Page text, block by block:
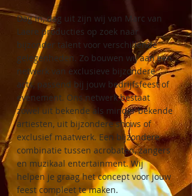
Dag in, dag uit zijn wij van Marc van
Laere producties op zoek naar
bijzonder talent voor verschillende
gelegenheden. Zo bouwen wij aan een
netwerk van exclusieve bijzondere
acts, passend bij jouw bedrijfsfeest of
evenement. Ons netwerk bestaat
zowel uit bekende als minder bekende
artiesten, uit bijzondere shows of
exclusief maatwerk. Een bijzondere
combinatie tussen acrobaten, zangers
en muzikaal entertainment. Wij
helpen je graag het concept voor jouw
feest compleet te maken.